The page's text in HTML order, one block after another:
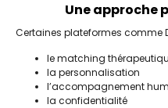
Une approche
Certaines plateformes comme
le matching
la personnalisation
l’accompagnement
la confidentialité